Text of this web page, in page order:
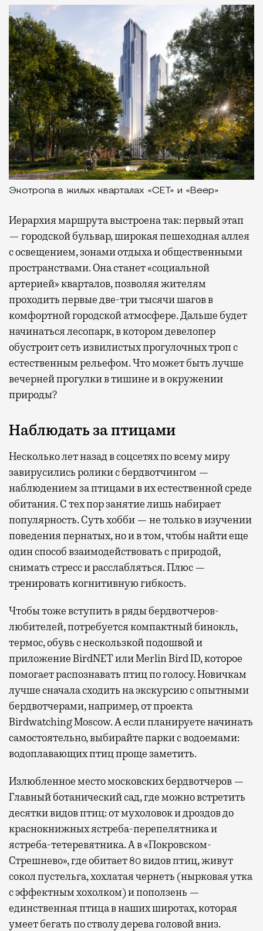
Экотропа в жилых кварталах «СЕТ» и «Веер»
Иерархия маршрута выстроена так: первый этап
— городской бульвар, широкая пешеходная аллея
с освещением, зонами отдыха и общественными
пространствами. Она станет «социальной
артерией» кварталов, позволяя жителям
проходить первые две-три тысячи шагов в
комфортной городской атмосфере. Дальше будет
начинаться лесопарк, в котором девелопер
обустроит сеть извилистых прогулочных троп с
естественным рельефом. Что может быть лучше
вечерней прогулки в тишине и в окружении
природы?
Наблюдать за птицами
Несколько лет назад в соцсетях по всему миру
завирусились ролики с бердвотчингом —
наблюдением за птицами в их естественной среде
обитания. С тех пор занятие лишь набирает
популярность. Суть хобби — не только в изучении
поведения пернатых, но и в том, чтобы найти еще
один способ взаимодействовать с природой,
снимать стресс и расслабляться. Плюс —
тренировать когнитивную гибкость.
Чтобы тоже вступить в ряды бердвотчеров-
любителей, потребуется компактный бинокль,
термос, обувь с нескользкой подошвой и
приложение BirdNET или Merlin Bird ID, которое
помогает распознавать птиц по голосу. Новичкам
лучше сначала сходить на экскурсию с опытными
бердвотчерами, например, от проекта
Birdwatching Moscow. А если планируете начинать
самостоятельно, выбирайте парки с водоемами:
водоплавающих птиц проще заметить.
Излюбленное место московских бердвотчеров —
Главный ботанический сад, где можно встретить
десятки видов птиц: от мухоловок и дроздов до
краснокнижных ястреба-перепелятника и
ястреба-тетеревятника. А в «Покровском-
Стрешнево», где обитает 80 видов птиц, живут
сокол пустельга, хохлатая чернеть (нырковая утка
с эффектным хохолком) и поползень —
единственная птица в наших широтах, которая
умеет бегать по стволу дерева головой вниз.